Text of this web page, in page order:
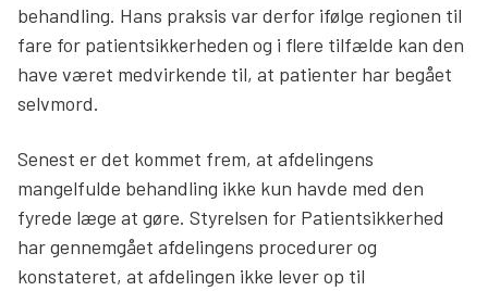
behandling. Hans praksis var derfor ifølge regionen til
fare for patientsikkerheden og i flere tilfælde kan den
have været medvirkende til, at patienter har begået
selvmord.
Senest er det kommet frem, at afdelingens
mangelfulde behandling ikke kun havde med den
fyrede læge at gøre. Styrelsen for Patientsikkerhed
har gennemgået afdelingens procedurer og
konstateret, at afdelingen ikke lever op til